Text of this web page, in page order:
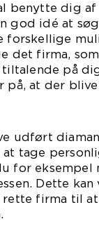
benytte dig
god idé at
forskellige
det firma,
på
på, at der
udført
at tage
for
Dette
firma til